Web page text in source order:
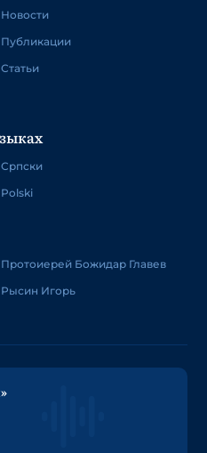
Новости
Публикации
Статьи
Српски
Polski
Протоиерей Божидар Главев
Рысин Игорь